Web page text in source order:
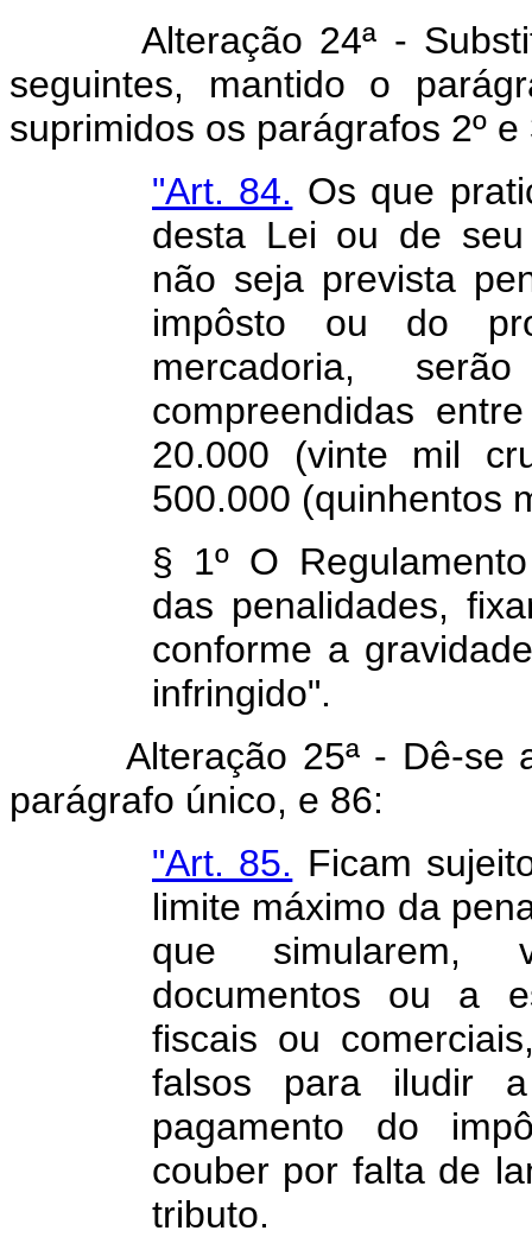
Alteração 24ª -
seguintes, mantido o
suprimidos os parágrafos 2º e
"Art. 84. Os que
desta Lei ou de
não seja prevista
impôsto ou do
mercadoria,
compreendidas
20.000 (vinte mil
500.000 (quinhentos
§ 1º O
das penalidades,
conforme a
infringido".
Alteração 25ª - Dê-se a
parágrafo único, e 86:
"Art. 85. Ficam
limite máximo da
que simularem,
documentos ou a
fiscais ou
falsos para iludir
pagamento do
couber por falta de
tributo.